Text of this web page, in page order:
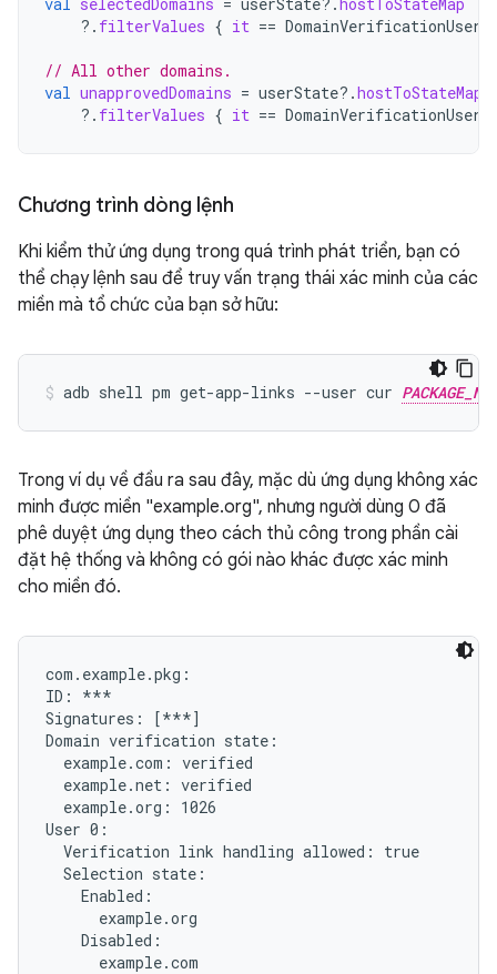
?. filterValues { it ==
// All other domains.
val unapprovedDomains = userState?.hostToStateMap
?. filterValues { it ==
Chương trình dòng lệnh
Khi kiểm thử ứng dụng trong quá trình phát triển, bạn có
thể chạy lệnh sau để truy vấn trạng thái xác minh của các
miền mà tổ chức của bạn sở hữu:
adb shell pm get-app-links --user cur
Trong ví dụ về đầu ra sau đây, mặc dù ứng dụng không xác
minh được miền "example.org", nhưng người dùng 0 đã
phê duyệt ứng dụng theo cách thủ công trong phần cài
đặt hệ thống và không có gói nào khác được xác minh
cho miền đó.
com.example.pkg:
ID: ***
Signatures: [***]
Domain verification state:
  example.com: verified
  example.net: verified
  example.org: 1026
User 0:
  Verification link handling allowed: true
  Selection state:
    Enabled:
      example.org
    Disabled:
      example.com